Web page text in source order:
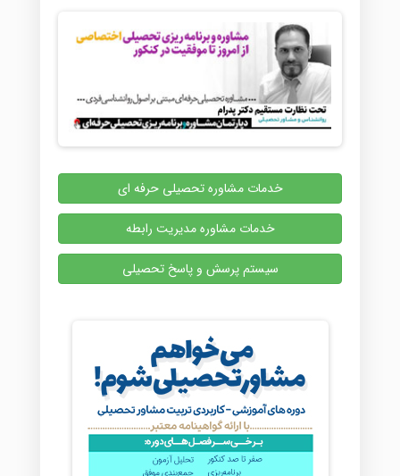
خدمات مشاوره تحصیلی حرفه ای
خدمات مشاوره مدیریت رابطه
سیستم پرسش و پاسخ تحصیلی